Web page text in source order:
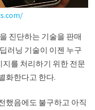
진단하는 기술을 판매
러닝 기술이 이젠 누구
를 처리하기 위한 전문
화한다고 한다.
했음에도 불구하고 아직